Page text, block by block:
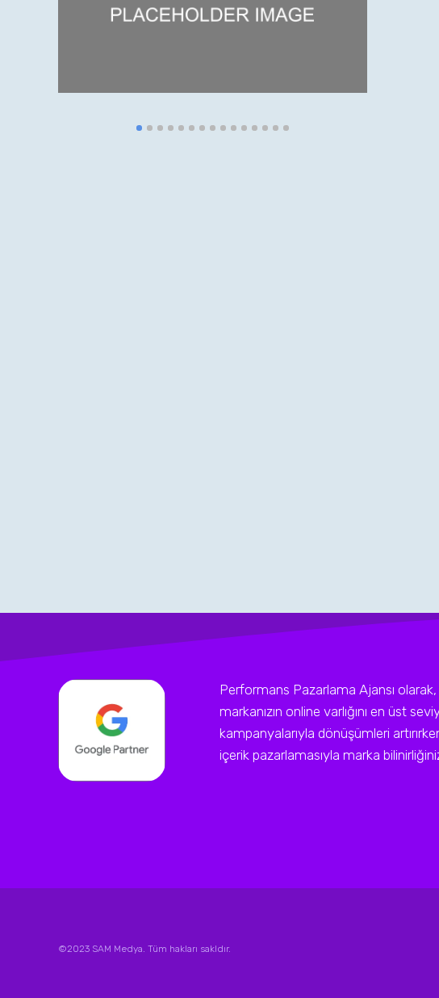
Performans Pazarlama Ajansı
markanızın online varlığını en üst
kampanyalarıyla dönüşümleri
içerik pazarlamasıyla marka
©2023 SAM Medya. Tüm hakları sakldır.